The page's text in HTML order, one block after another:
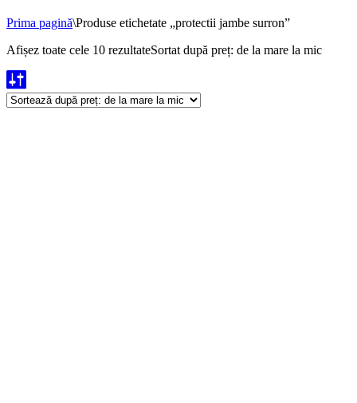
Prima pagină\Produse etichetate „protectii jambe surron”
Afișez toate cele 10 rezultateSortat după preț: de la mare la mic